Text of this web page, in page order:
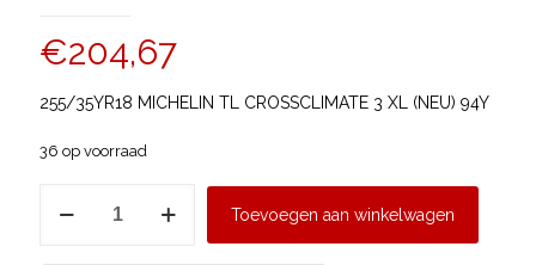
€204,67
255/35YR18 MICHELIN TL CROSSCLIMATE 3 XL (NEU) 94Y
36 op voorraad
Toevoegen aan winkelwagen